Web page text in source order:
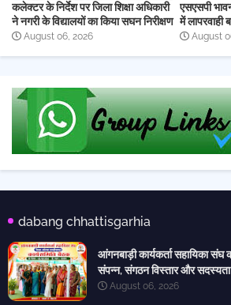
कलेक्टर के निर्देश पर जिला शिक्षा अधिकारी
ने नगरी के विद्यालयों का किया सघन निरीक्षण
August 06, 2026
एसएसपी
में लापरवाही
August
dabang chhattisgarhia
आंगनबाड़ी कार्यकर्ता सहायिका संघ
संपन्न, संगठन विस्तार और
August 06, 2026